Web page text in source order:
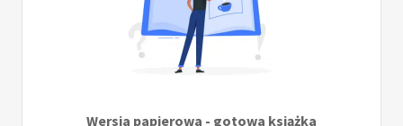
Wersja papierowa - gotowa książka